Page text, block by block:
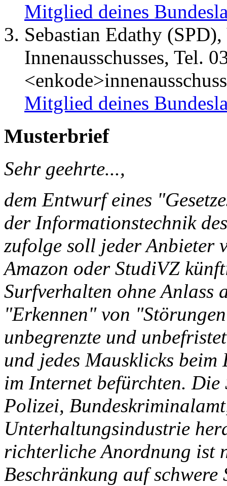
Mitglied deines
Sebastian Edathy
Innenausschusses, Tel.
Mitglied deines
Musterbrief
Sehr geehrte...,
dem Entwurf eines
der Informationstechnik
zufolge soll jeder Anbieter
Amazon oder StudiVZ
Surfverhalten ohne Anlass
"Erkennen" von
unbegrenzte und
und jedes Mausklicks beim
im Internet befürchten.
Polizei,
Unterhaltungsindustrie
richterliche Anordnung ist
Beschränkung auf